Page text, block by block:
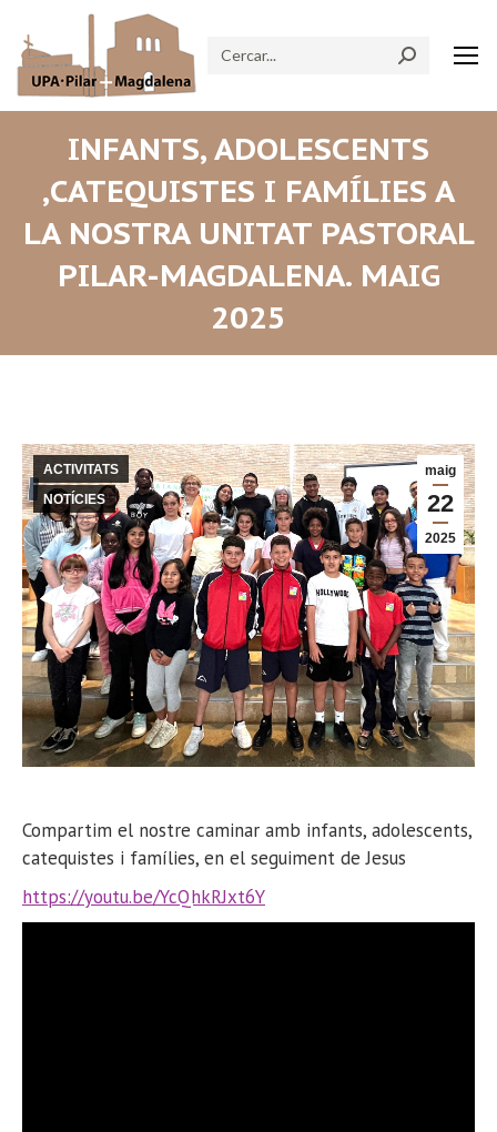
Search:
INFANTS, ADOLESCENTS
,CATEQUISTES I FAMÍLIES A
LA NOSTRA UNITAT PASTORAL
PILAR-MAGDALENA. MAIG
2025
maig
22
2025
ACTIVITATS
NOTÍCIES
Compartim el nostre caminar amb infants, adolescents,
catequistes i famílies, en el seguiment de Jesus
https://youtu.be/YcQhkRJxt6Y